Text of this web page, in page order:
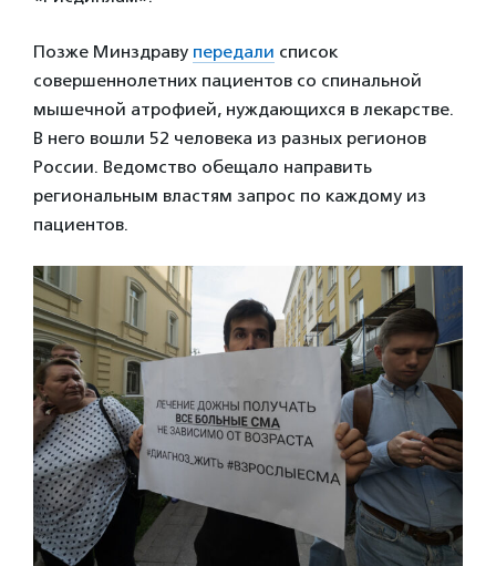
Позже Минздраву передали список
совершеннолетних пациентов со спинальной
мышечной атрофией, нуждающихся в лекарстве.
В него вошли 52 человека из разных регионов
России. Ведомство обещало направить
региональным властям запрос по каждому из
пациентов.